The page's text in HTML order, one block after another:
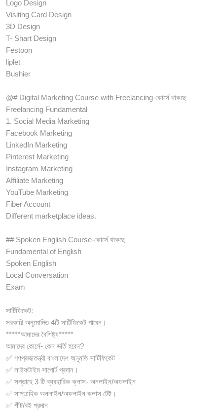
Logo Design
Visiting Card Design
3D Design
T- Shart Design
Festoon
liplet
Bushier
@# Digital Marketing Course with Freelancing-কোর্সে থাকছে
Freelancing Fundamental
1. Social Media Marketing
Facebook Marketing
LinkedIn Marketing
Pinterest Marketing
Instagram Marketing
Affiliate Marketing
YouTube Marketing
Fiber Account
Different marketplace ideas.
## Spoken English Course-কোর্সে থাকছে
Fundamental of English
Spoken English
Local Conversation
Exam
সার্টিফিকেট:
সরকারি অনুমোদিত 4টি সার্টিফিকেট পাবেন।
*****আমাদের বৈশিষ্ট্য*****
আমাদের কোর্সে- কেন ভর্তি হবেন?
✅ গণপ্রজাতন্ত্রী বাংলাদেশ অনুমতি সার্টিফিকেট
✅ লাইফটাইম সাপোর্ট প্রদান।
✅ সপ্তাহে 3 টি ব্যবহারিক ক্লাস- অনলাইন/অফলাইন
✅ সাপ্তাহিক অনলাইন/অফলাইন ক্লাস টেষ্ট।
✅ শীট/বই প্রদান